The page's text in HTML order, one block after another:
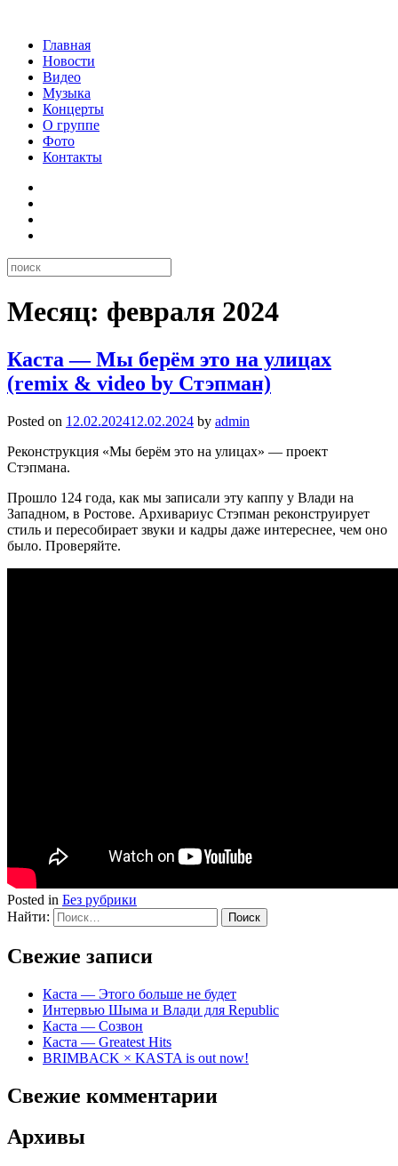
Главная
Новости
Видео
Музыка
Концерты
О группе
Фото
Контакты
Месяц: февраля 2024
Каста — Мы берём это на улицах
(remix & video by Стэпман)
Posted on 12.02.202412.02.2024 by admin
Реконструкция «Мы берём это на улицах» — проект
Стэпмана.
Прошло 124 года, как мы записали эту каппу у Влади на
Западном, в Ростове. Архивариус Стэпман реконструирует
стиль и пересобирает звуки и кадры даже интереснее, чем оно
было. Проверяйте.
Posted in Без рубрики
Найти:
Свежие записи
Каста — Этого больше не будет
Интервью Шыма и Влади для Republic
Каста — Созвон
Каста — Greatest Hits
BRIMBACK × KASTA is out now!
Свежие комментарии
Архивы